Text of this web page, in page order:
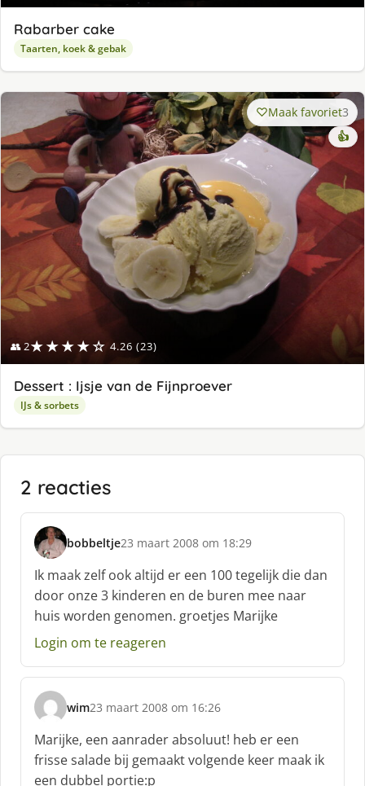
Rabarber cake
Taarten, koek & gebak
👥 2★★★★☆ 4.26 (23)
Maak favoriet3
👍
Dessert : Ijsje van de Fijnproever
IJs & sorbets
2 reacties
bobbeltje
s
c
h
r
e
e
:
23 maart 2008 om 18:29
Ik maak zelf ook altijd er een 100 tegelijk die dan
door onze 3 kinderen en de buren mee naar
huis worden genomen. groetjes Marijke
Login om te reageren
wim
s
c
h
r
23 maart 2008 om 16:26
Marijke, een aanrader absoluut! heb er een
frisse salade bij gemaakt volgende keer maak ik
een dubbel portie:p